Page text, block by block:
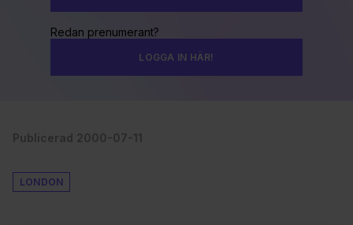
Redan prenumerant?
LOGGA IN HÄR!
Publicerad 2000-07-11
LONDON